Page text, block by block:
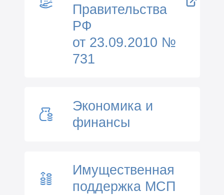
Правительства
РФ
от 23.09.2010 №
731
Экономика и
финансы
Имущественная
поддержка МСП